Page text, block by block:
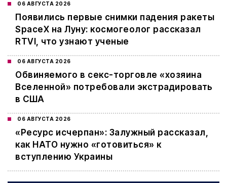
06 АВГУСТА 2026
Появились первые снимки падения ракеты
SpaceX на Луну: космогеолог рассказал
RTVI, что узнают ученые
06 АВГУСТА 2026
Обвиняемого в секс-торговле «хозяина
Вселенной» потребовали экстрадировать
в США
06 АВГУСТА 2026
«Ресурс исчерпан»: Залужный рассказал,
как НАТО нужно «готовиться» к
вступлению Украины